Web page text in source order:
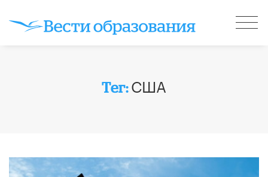
Тег:США